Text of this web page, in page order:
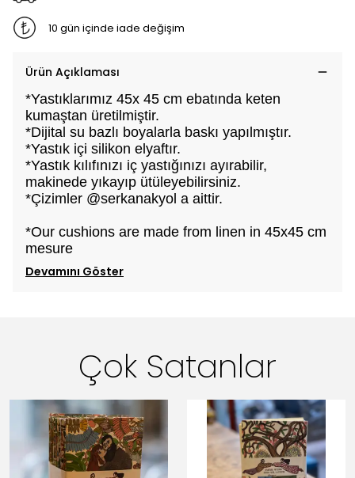
10 gün içinde iade değişim
Ürün Açıklaması
*Yastıklarımız 45x 45 cm ebatında keten
kumaştan üretilmiştir.
*Dijital su bazlı boyalarla baskı yapılmıştır.
*Yastık içi silikon elyaftır.
*Yastık kılıfınızı iç yastığınızı ayırabilir,
makinede yıkayıp ütüleyebilirsiniz.
*Çizimler @serkanakyol a aittir.
*Our cushions are made from linen in 45x45 cm
mesure
Devamını Göster
Çok Satanlar